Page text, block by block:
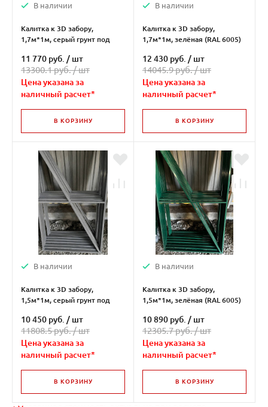
В наличии
Калитка к 3D забору,
1,7м*1м, серый грунт под
11 770 руб. / шт
13300.1 руб. /шт
Цена указана за
наличный расчет*
В КОРЗИНУ
В наличии
Калитка к 3D забору,
1,7м*1м, зелёная (RAL 6005)
12 430 руб. / шт
14045.9 руб. /шт
Цена указана за
наличный расчет*
В КОРЗИНУ
В наличии
Калитка к 3D забору,
1,5м*1м, серый грунт под
10 450 руб. / шт
11808.5 руб. /шт
Цена указана за
наличный расчет*
В КОРЗИНУ
В наличии
Калитка к 3D забору,
1,5м*1м, зелёная (RAL 6005)
10 890 руб. / шт
12305.7 руб. /шт
Цена указана за
наличный расчет*
В КОРЗИНУ